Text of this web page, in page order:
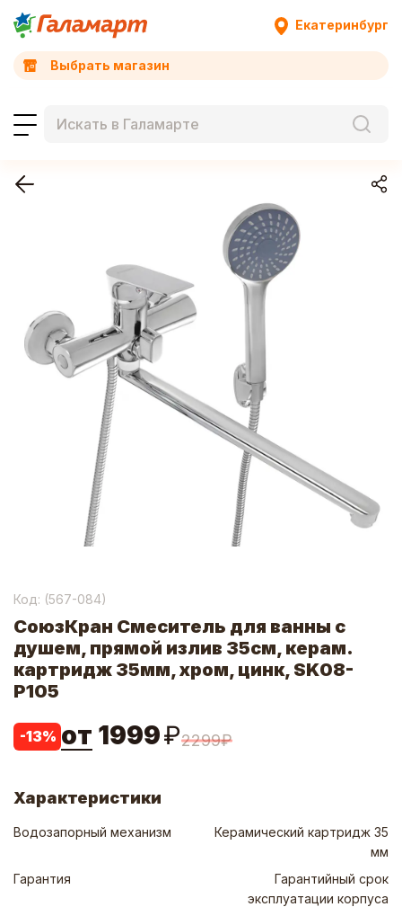
Екатеринбург
Выбрать магазин
Код: (567-084)
СоюзКран Смеситель для ванны с
душем, прямой излив 35см, керам.
картридж 35мм, хром, цинк, SK08-
P105
-13% от 1999₽2299₽
Характеристики
Водозапорный механизм
Керамический картридж 35
мм
Гарантия
Гарантийный срок
эксплуатации корпуса